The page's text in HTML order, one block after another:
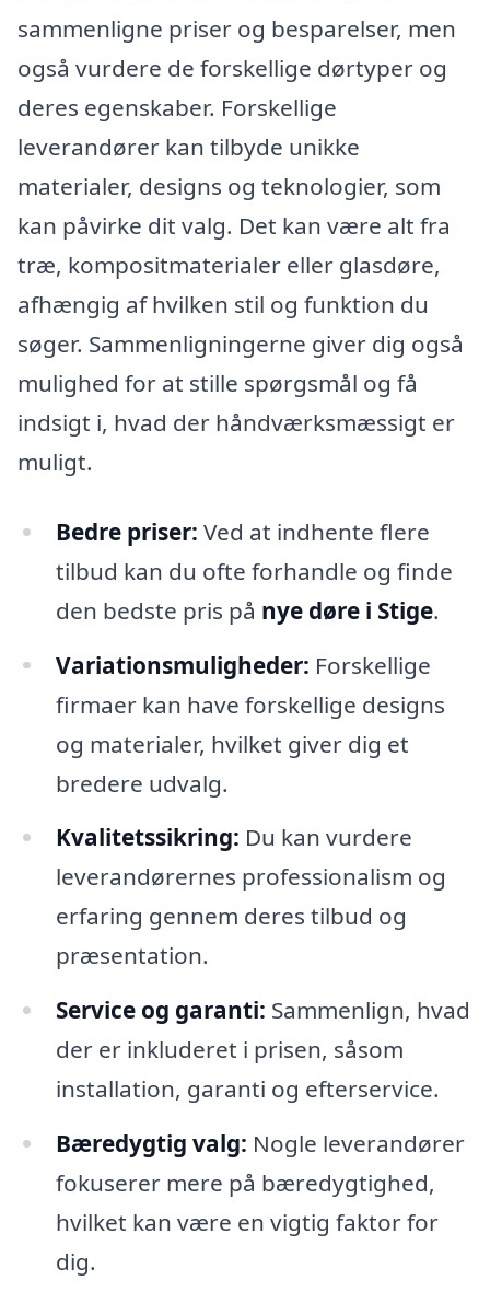
sammenligne priser og besparelser, men
også vurdere de forskellige dørtyper og
deres egenskaber. Forskellige
leverandører kan tilbyde unikke
materialer, designs og teknologier, som
kan påvirke dit valg. Det kan være alt fra
træ, kompositmaterialer eller glasdøre,
afhængig af hvilken stil og funktion du
søger. Sammenligningerne giver dig også
mulighed for at stille spørgsmål og få
indsigt i, hvad der håndværksmæssigt er
muligt.
Bedre priser: Ved at indhente flere
tilbud kan du ofte forhandle og finde
den bedste pris på nye døre i Stige.
Variationsmuligheder: Forskellige
firmaer kan have forskellige designs
og materialer, hvilket giver dig et
bredere udvalg.
Kvalitetssikring: Du kan vurdere
leverandørernes professionalism og
erfaring gennem deres tilbud og
præsentation.
Service og garanti: Sammenlign, hvad
der er inkluderet i prisen, såsom
installation, garanti og efterservice.
Bæredygtig valg: Nogle leverandører
fokuserer mere på bæredygtighed,
hvilket kan være en vigtig faktor for
dig.